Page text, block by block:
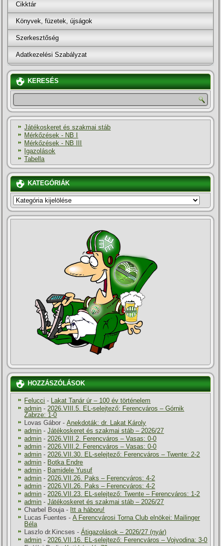
Cikktár
Könyvek, füzetek, újságok
Szerkesztőség
Adatkezelési Szabályzat
KERESÉS
Játékoskeret és szakmai stáb
Mérkőzések - NB I
Mérkőzések - NB III
Igazolások
Tabella
KATEGÓRIÁK
KATEGÓRIÁK
HOZZÁSZÓLÁSOK
Felucci - Lakat Tanár úr – 100 év történelem
admin -2026.VIII.5. EL-selejtező: Ferencváros – Górnik
Zabrze: 1-0
Lovas Gábor -Anekdoták: dr. Lakat Károly
admin -Játékoskeret és szakmai stáb – 2026/27
admin -2026.VIII.2. Ferencváros – Vasas: 0-0
admin -2026.VIII.2. Ferencváros – Vasas: 0-0
admin -2026.VII.30. EL-selejtező: Ferencváros – Twente: 2-2
admin - Botka Endre
admin - Bamidele Yusuf
admin -2026.VII.26. Paks – Ferencváros: 4-2
admin -2026.VII.26. Paks – Ferencváros: 4-2
admin -2026.VII.23. EL-selejtező: Twente – Ferencváros: 1-2
admin -Játékoskeret és szakmai stáb – 2026/27
Charbel Bouja- Itt a háboru!
Lucas Fuentes -A Ferencvárosi Torna Club elnökei: Mailinger
Béla
Laszlo dr.Kincses -Átigazolások – 2026/27 (nyár)
admin -2026.VII.16. EL-selejtező: Ferencváros – Vojvodina: 3-0